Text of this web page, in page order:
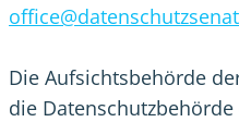
Die Aufsichtsbehörde
die Datenschutzbehörde